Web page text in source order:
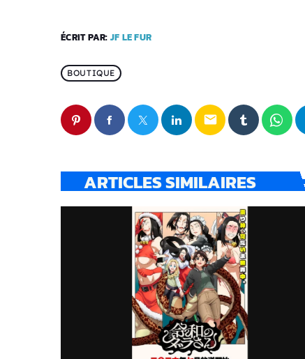
ÉCRIT PAR: JF LE FUR
BOUTIQUE
email
ARTICLES SIMILAIRES